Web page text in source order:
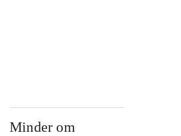
Minder om